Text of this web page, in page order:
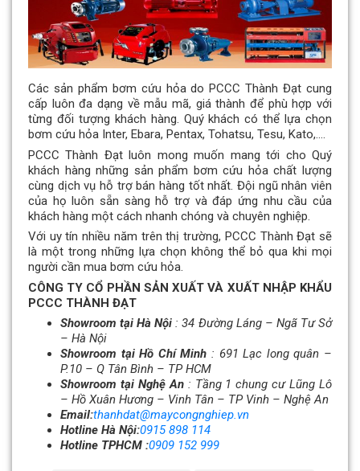
Các sản phẩm bơm cứu hỏa do PCCC Thành Đạt cung
cấp luôn đa dạng về mẫu mã, giá thành để phù hợp với
từng đối tượng khách hàng. Quý khách có thể lựa chọn
bơm cứu hỏa Inter, Ebara, Pentax, Tohatsu, Tesu, Kato,….
PCCC Thành Đạt luôn mong muốn mang tới cho Quý
khách hàng những sản phẩm bơm cứu hỏa chất lượng
cùng dịch vụ hỗ trợ bán hàng tốt nhất. Đội ngũ nhân viên
của họ luôn sẵn sàng hỗ trợ và đáp ứng nhu cầu của
khách hàng một cách nhanh chóng và chuyên nghiệp.
Với uy tín nhiều năm trên thị trường, PCCC Thành Đạt sẽ
là một trong những lựa chọn không thể bỏ qua khi mọi
người cần mua bơm cứu hỏa.
CÔNG TY CỔ PHẦN SẢN XUẤT VÀ XUẤT NHẬP KHẨU
PCCC THÀNH ĐẠT
Showroom tại Hà Nội : 34 Đường Láng – Ngã Tư Sở
– Hà Nội
Showroom tại Hồ Chí Minh : 691 Lạc long quân –
P.10 – Q Tân Bình – TP HCM
Showroom tại Nghệ An: Tầng 1 chung cư Lũng Lô
– Hồ Xuân Hương – Vinh Tân – TP Vinh – Nghệ An
Email:thanhdat@maycongnghiep.vn
Hotline Hà Nội:0915 898 114
Hotline TPHCM :0909 152 999